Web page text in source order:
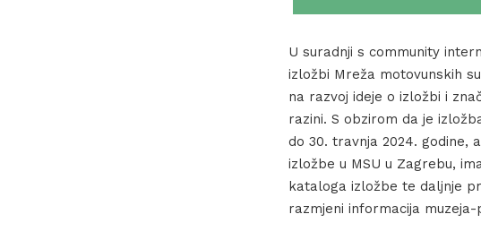
U suradnji s community
izložbi Mreža motovunskih
na razvoj ideje o izložbi i
razini. S obzirom da je
do 30. travnja 2024. godine,
izložbe u MSU u Zagrebu,
kataloga izložbe te daljnje
razmjeni informacija